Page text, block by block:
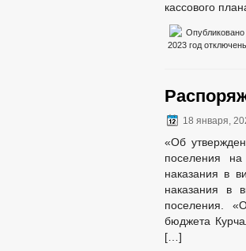
кассового
Опубликовано
2023 год
18 января,
«Об
поселения
наказания в
наказания в
поселения.
бюджета
[…]